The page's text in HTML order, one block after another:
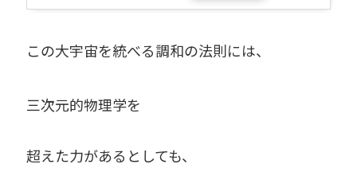
この大宇宙を統べる調和の法則には、
三次元的物理学を
超えた力があるとしても、